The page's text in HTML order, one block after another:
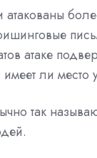
атаке
ли место
так